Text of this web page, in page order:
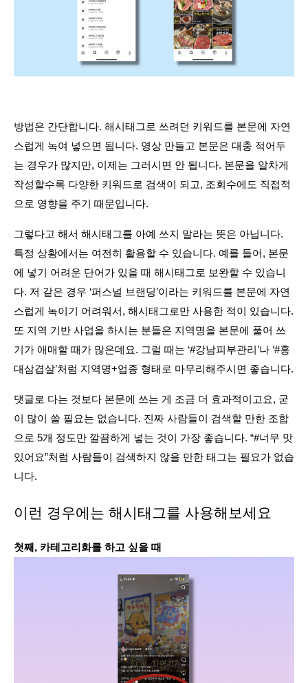
방법은 간단합니다. 해시태그로 쓰려던 키워드를 본문에 자연
스럽게 녹여 넣으면 됩니다. 영상 만들고 본문은 대충 적어두
는 경우가 많지만, 이제는 그러시면 안 됩니다. 본문을 알차게
작성할수록 다양한 키워드로 검색이 되고, 조회수에도 직접적
으로 영향을 주기 때문입니다.
그렇다고 해서 해시태그를 아예 쓰지 말라는 뜻은 아닙니다.
특정 상황에서는 여전히 활용할 수 있습니다. 예를 들어, 본문
에 넣기 어려운 단어가 있을 때 해시태그로 보완할 수 있습니
다. 저 같은 경우 ‘퍼스널 브랜딩’이라는 키워드를 본문에 자연
스럽게 녹이기 어려워서, 해시태그로만 사용한 적이 있습니다.
또 지역 기반 사업을 하시는 분들은 지역명을 본문에 풀어 쓰
기가 애매할 때가 많은데요. 그럴 때는 ‘#강남피부관리’나 ‘#홍
대삼겹살’처럼 지역명+업종 형태로 마무리해주시면 좋습니다.
댓글로 다는 것보다 본문에 쓰는 게 조금 더 효과적이고요, 굳
이 많이 쓸 필요는 없습니다. 진짜 사람들이 검색할 만한 조합
으로 5개 정도만 깔끔하게 넣는 것이 가장 좋습니다. “#너무 맛
있어요”처럼 사람들이 검색하지 않을 만한 태그는 필요가 없습
니다.
이런 경우에는 해시태그를 사용해보세요